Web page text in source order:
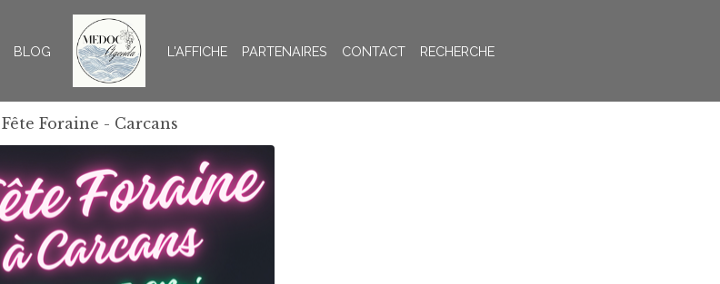
BLOG L'AFFICHE PARTENAIRES CONTACT RECHERCHE
Fête Foraine - Carcans